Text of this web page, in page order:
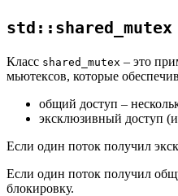
std::shared_mutex
Класс shared_mutex – это
мьютексов, которые
общий доступ –
эксклюзивный доступ
Если один поток получил
Если один поток получил
блокировку.